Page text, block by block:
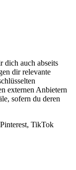
auch abseits
dir relevante
externen Anbietern
sofern du deren
TikTok